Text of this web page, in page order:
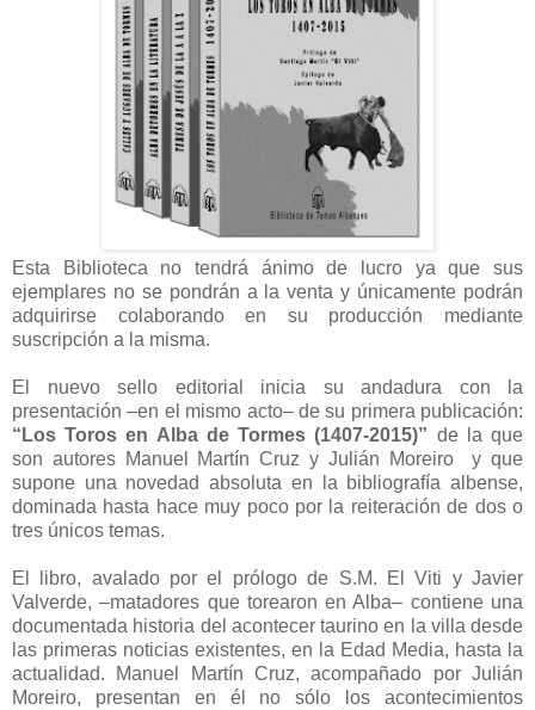
Esta Biblioteca no tendrá ánimo de lucro ya que sus
ejemplares no se pondrán a la venta y únicamente podrán
adquirirse colaborando en su producción mediante
suscripción a la misma.
El nuevo sello editorial inicia su andadura con la
presentación –en el mismo acto– de su primera publicación:
“Los Toros en Alba de Tormes (1407-2015)” de la que
son autores Manuel Martín Cruz y Julián Moreiro y que
supone una novedad absoluta en la bibliografía albense,
dominada hasta hace muy poco por la reiteración de dos o
tres únicos temas.
El libro, avalado por el prólogo de S.M. El Viti y Javier
Valverde, –matadores que torearon en Alba– contiene una
documentada historia del acontecer taurino en la villa desde
las primeras noticias existentes, en la Edad Media, hasta la
actualidad. Manuel Martín Cruz, acompañado por Julián
Moreiro, presentan en él no sólo los acontecimientos